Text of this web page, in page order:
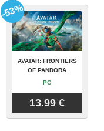
AVATAR: FRONTIERS
OF PANDORA
PC
13.99 €
-53%